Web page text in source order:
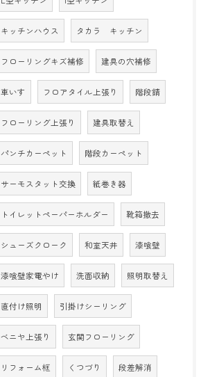
キッチンハウス タカラ キッチン
フローリングキズ補修 建具の穴補修
車いす フロアタイル上張り 階段錆
フローリング上張り 建具取替え
パンチカーペット 階段カーペット
サーモスタット交換 紙巻き器
トイレットペーパーホルダー 靴箱撤去
シューズクローク 和室天井 漆喰壁
漆喰壁家電やけ 洗面収納 照明取替え
直付け照明 引掛けシーリング
ベニヤ上張り 玄関フローリング
リフォーム框 くつづり 段差解消